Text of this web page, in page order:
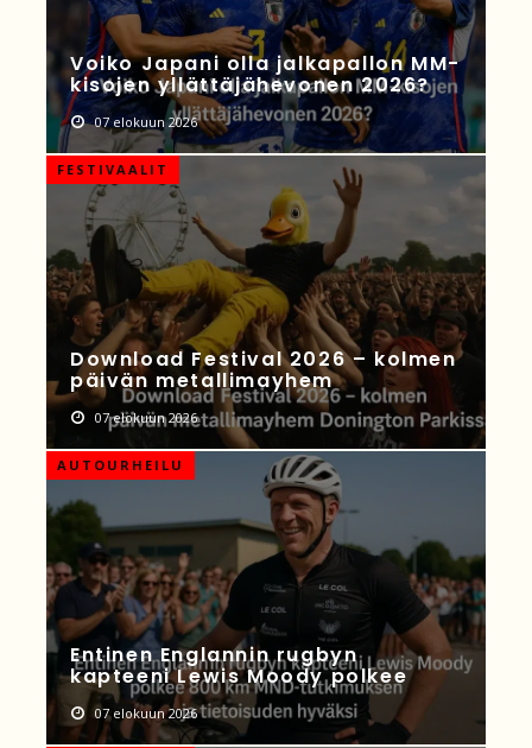
Voiko Japani olla jalkapallon MM-
kisojen yllättäjähevonen 2026?
07 elokuun 2026
FESTIVAALIT
Download Festival 2026 – kolmen
päivän metallimayhem
07 elokuun 2026
AUTOURHEILU
Entinen Englannin rugbyn
kapteeni Lewis Moody polkee
07 elokuun 2026